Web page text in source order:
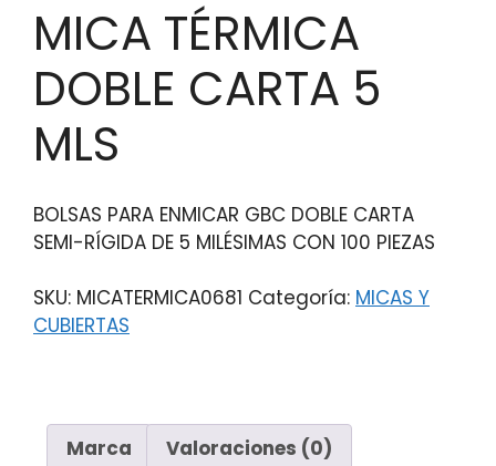
MICA TÉRMICA
DOBLE CARTA 5
MLS
BOLSAS PARA ENMICAR GBC DOBLE CARTA
SEMI-RÍGIDA DE 5 MILÉSIMAS CON 100 PIEZAS
SKU: MICATERMICA0681 Categoría: MICAS Y
CUBIERTAS
Marca Valoraciones (0)